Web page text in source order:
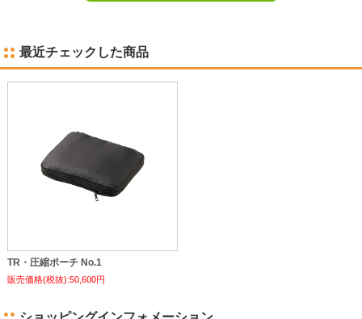
最近チェックした商品
TR・圧縮ポーチ No.1
販売価格(税抜):50,600円